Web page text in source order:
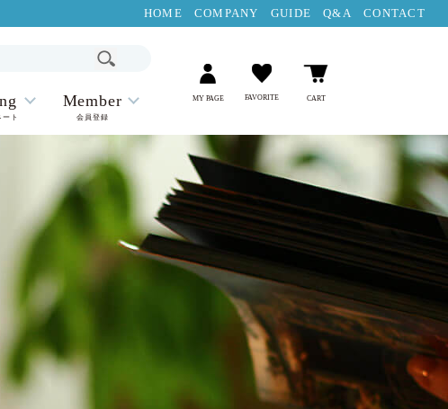
HOME COMPANY GUIDE Q&A CONTACT
ト
Member
会員登録
MY PAGE FAVORITE CART